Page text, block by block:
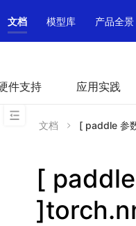
文档 模型库 产品全景
件支持 应用实践
文档 [ paddle 参
[